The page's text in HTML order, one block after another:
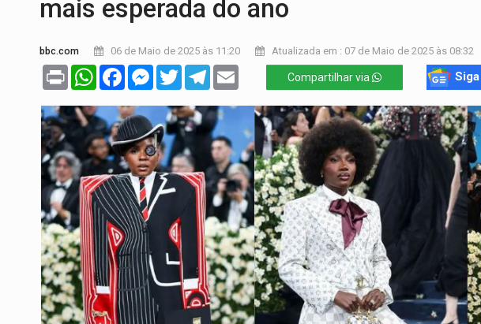
mais esperada do ano
bbc.com 06 de Maio de 2025 às 11:20 Atualizada em : 07 de Maio de 2025 às 08:32
Print WhatsAppFacebookMessenger
TwitterTelegram Compartilhar via